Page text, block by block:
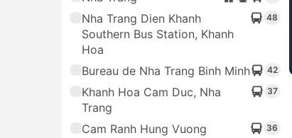
Nha Trang Dien Khanh
Southern Bus Station, Khanh
Hoa
48
Bureau de Nha Trang Binh Minh 42
Khanh Hoa Cam Duc, Nha
Trang
37
Cam Ranh Hung Vuong 36